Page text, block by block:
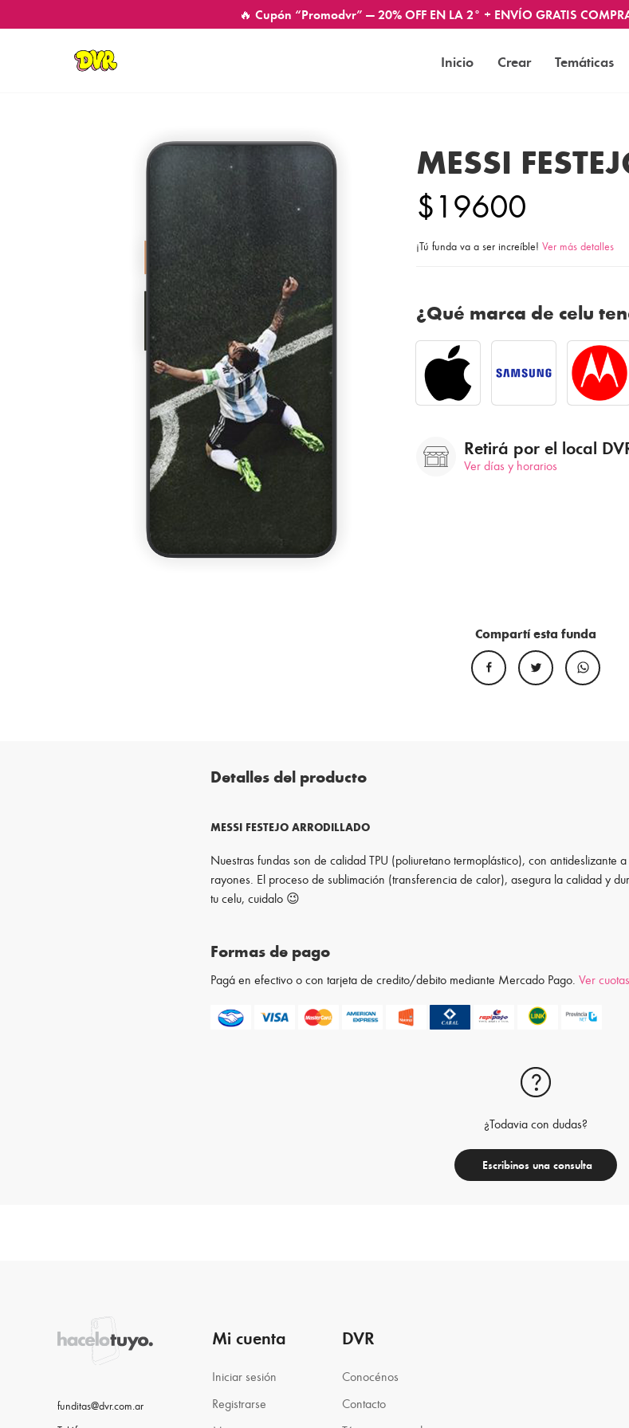
🔥 Cupón “Promodvr” — 20% OFF EN LA 2° + ENVÍO GRATIS
Inicio Crear Temáticas
MESSI
$19600
¡Tú funda va a ser increíble! Ver más detalles
¿Qué marca de celu
Retirá por el local
Ver días y horarios
Compartí esta funda
Detalles del producto
MESSI FESTEJO ARRODILLADO
Nuestras fundas son de calidad TPU (poliuretano termoplástico), con antideslizante
rayones. El proceso de sublimación (transferencia de calor), asegura la calidad y
tu celu, cuidalo 😉
Formas de pago
Pagá en efectivo o con tarjeta de credito/debito mediante Mercado Pago.Ver cuotas
¿Todavia con dudas?
Escribinos una consulta
funditas@dvr.com.ar
Mi cuenta
Iniciar sesión
Registrarse
DVR
Conocénos
Contacto